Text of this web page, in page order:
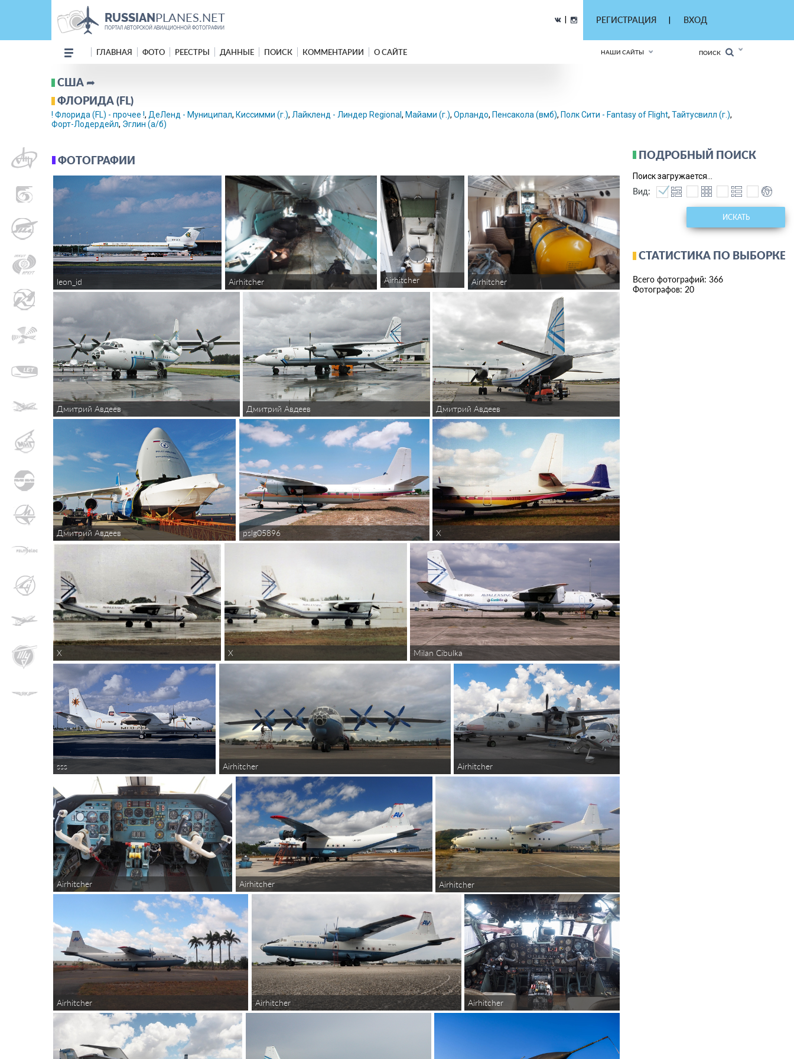
RUSSIANPLANES.NET
ПОРТАЛ АВТОРСКОЙ АВИАЦИОННОЙ ФОТОГРАФИИ
РЕГИСТРАЦИЯ ВХОД
ГЛАВНАЯ ФОТО РЕЕСТРЫ ДАННЫЕ ПОИСК КОММЕНТАРИИ О САЙТЕ НАШИ САЙТЫ ПОИСК
США ➦
ФЛОРИДА (FL)
! Флорида (FL) - прочее !, ДеЛенд - Муниципал, Киссимми (г.), Лайкленд - Линдер Regional , Майами (г.), Орландо, Пенсакола (вмб), Полк Сити - Fantasy of Flight, Тайтусвилл (г.),
Форт-Лодердейл, Эглин (а/б)
ФОТОГРАФИИ
leon_id Airhitcher Airhitcher Airhitcher
Дмитрий Авдеев Дмитрий Авдеев Дмитрий Авдеев
Дмитрий Авдеев pslg05896 X
X X Milan Cibulka
sss Airhitcher Airhitcher
Airhitcher Airhitcher Airhitcher
Airhitcher Airhitcher Airhitcher
ПОДРОБНЫЙ ПОИСК
Поиск загружается...
Вид:
ИСКАТЬ
СТАТИСТИКА ПО ВЫБОРКЕ
Всего фотографий: 366
Фотографов: 20